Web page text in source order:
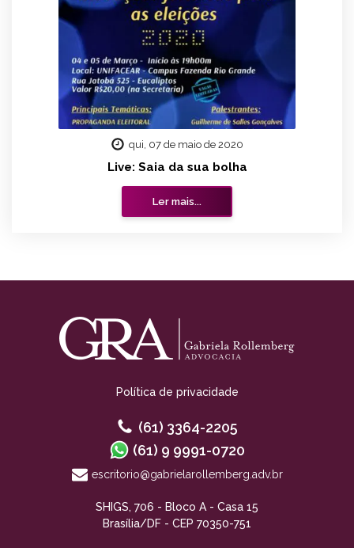
qui, 07 de maio de 2020
Live: Saia da sua bolha
Ler mais...
Política de privacidade
(61) 3364-2205
(61) 9 9991-0720
escritorio@gabrielarollemberg.adv.br
SHIGS, 706 - Bloco A - Casa 15
Brasília/DF - CEP 70350-751